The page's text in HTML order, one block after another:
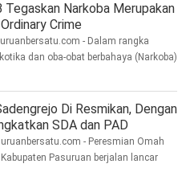
Tegaskan Narkoba Merupakan
Crime
- Dalam rangka
dan oba-obat berbahaya (Narkoba)
Di Resmikan, Dengan
SDA dan PAD
- Peresmian Omah
Pasuruan berjalan lancar